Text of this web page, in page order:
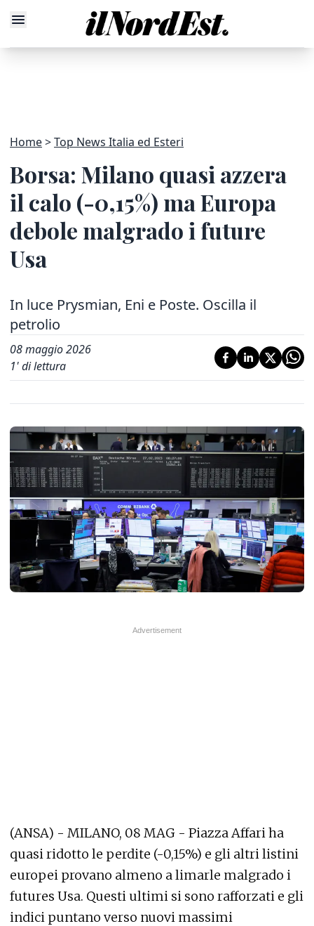
Home Top News Italia ed Esteri
Borsa: Milano quasi azzera
il calo (-0,15%) ma Europa
debole malgrado i future
Usa
In luce Prysmian, Eni e Poste. Oscilla il
petrolio
08 maggio 2026
1' di lettura
(ANSA) - MILANO, 08 MAG - Piazza Affari ha
quasi ridotto le perdite (-0,15%) e gli altri listini
europei provano almeno a limarle malgrado i
futures Usa. Questi ultimi si sono rafforzati e gli
indici puntano verso nuovi massimi